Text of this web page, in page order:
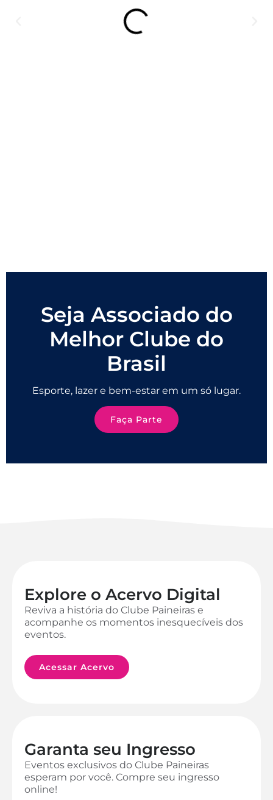
Seja Associado do
Melhor Clube do
Brasil
Esporte, lazer e bem-estar em um só lugar.
Faça Parte
Explore o Acervo Digital
Reviva a história do Clube Paineiras e
acompanhe os momentos inesquecíveis dos
eventos.
Acessar Acervo
Garanta seu Ingresso
Eventos exclusivos do Clube Paineiras
esperam por você. Compre seu ingresso
online!